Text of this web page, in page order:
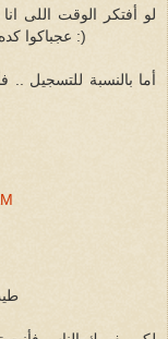
لو أفتكر الوقت اللى
عجباكوا كده وكنت كتبتها تلات اربع مرات فى البوست :)
أما بالنسبة للتسجيل